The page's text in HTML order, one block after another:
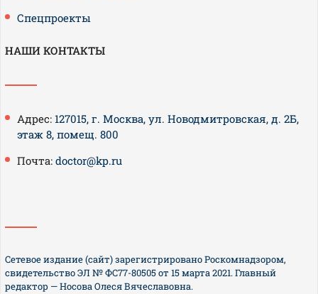
Спецпроекты
НАШИ КОНТАКТЫ
Адрес: 127015, г. Москва, ул. Новодмитровская, д. 2Б,
этаж 8, помещ. 800
Почта: doctor@kp.ru
Сетевое издание (сайт) зарегистрировано Роскомнадзором,
свидетельство ЭЛ № ФС77-80505 от 15 марта 2021. Главный
редактор — Носова Олеся Вячеславовна.